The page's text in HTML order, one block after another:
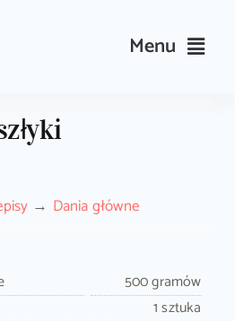
Menu
Przepisy
Wyposażenie
Dania główne
500 gramów
1 sztuka